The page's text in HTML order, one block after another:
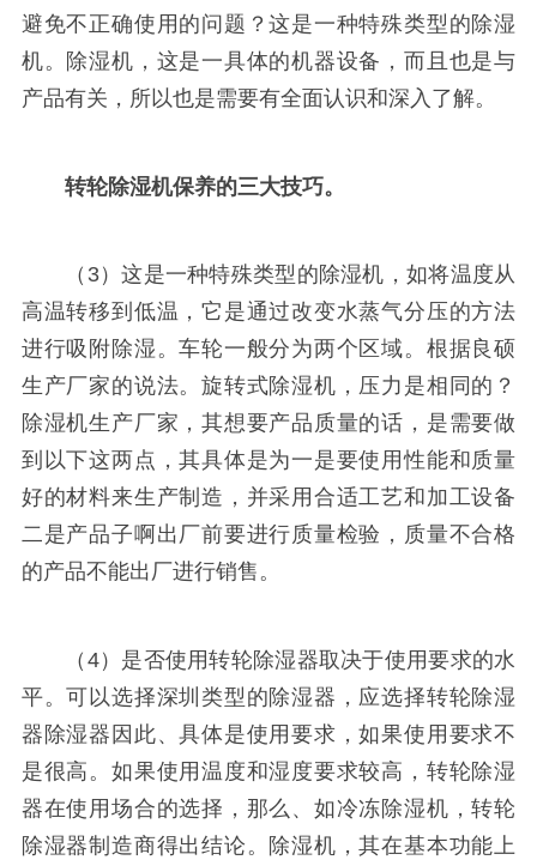
避免不正确使用的问题？这是一种特殊类型的除湿
机。除湿机，这是一具体的机器设备，而且也是与
产品有关，所以也是需要有全面认识和深入了解。
转轮除湿机保养的三大技巧。
（3）这是一种特殊类型的除湿机，如将温度从
高温转移到低温，它是通过改变水蒸气分压的方法
进行吸附除湿。车轮一般分为两个区域。根据良硕
生产厂家的说法。旋转式除湿机，压力是相同的？
除湿机生产厂家，其想要产品质量的话，是需要做
到以下这两点，其具体是为一是要使用性能和质量
好的材料来生产制造，并采用合适工艺和加工设备
二是产品子啊出厂前要进行质量检验，质量不合格
的产品不能出厂进行销售。
（4）是否使用转轮除湿器取决于使用要求的水
平。可以选择深圳类型的除湿器，应选择转轮除湿
器除湿器因此、具体是使用要求，如果使用要求不
是很高。如果使用温度和湿度要求较高，转轮除湿
器在使用场合的选择，那么、如冷冻除湿机，转轮
除湿器制造商得出结论。除湿机，其在基本功能上